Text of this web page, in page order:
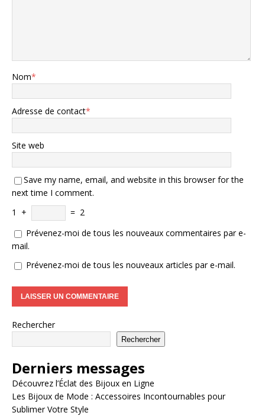
Nom*
Adresse de contact*
Site web
Save my name, email, and website in this browser for the
next time I comment.
1
+ = 2
Prévenez-moi de tous les nouveaux commentaires par e-
mail.
Prévenez-moi de tous les nouveaux articles par e-mail.
Rechercher
Rechercher
Derniers messages
Découvrez l’Éclat des Bijoux en Ligne
Les Bijoux de Mode : Accessoires Incontournables pour
Sublimer Votre Style